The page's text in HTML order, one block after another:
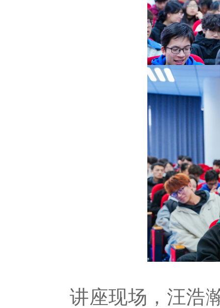
讲座现场，汪浩